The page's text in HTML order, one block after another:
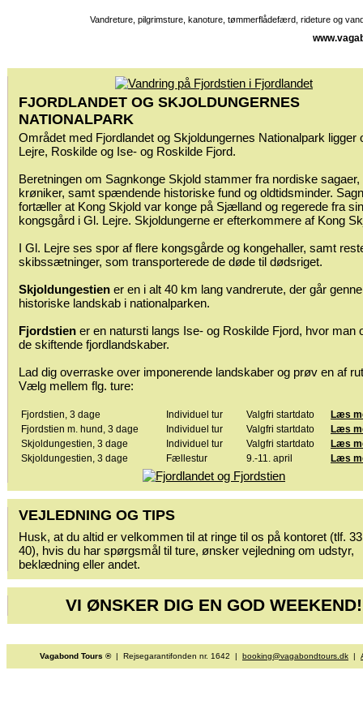
Vandreture, pilgrimsture, kanoture, tømmerflådefærd, rideture og
FJORDLANDET OG SKJOLDUNGERNES
NATIONALPARK
Området med Fjordlandet og Skjoldungernes Nationalpark ligger
Lejre, Roskilde og Ise- og Roskilde Fjord.
Beretningen om Sagnkonge Skjold stammer fra nordiske sagaer,
krøniker, samt spændende historiske fund og oldtidsminder.
fortæller at Kong Skjold var konge på Sjælland og regerede fra sin
kongsgård i Gl. Lejre. Skjoldungerne er efterkommere af Kong
I Gl. Lejre ses spor af flere kongsgårde og kongehaller, samt
skibssætninger, som transporterede de døde til dødsriget.
Skjoldungestien er en i alt 40 km lang vandrerute, der går
historiske landskab i nationalparken.
Fjordstien er en natursti langs Ise- og Roskilde Fjord, hvor man
de skiftende fjordlandskaber.
Lad dig overraske over imponerende landskaber og prøv en af
Vælg mellem flg. ture:
Fjordstien, 3 dage Individuel tur Valgfri startdato
Læs
Fjordstien m. hund, 3 dage
Individuel tur Valgfri startdato
Læs
Skjoldungestien, 3 dage
Individuel tur Valgfri startdato
Læs
Skjoldungestien, 3 dage
Fællestur 9.-11. april Læs
VEJLEDNING OG TIPS
Husk, at du altid er velkommen til at ringe til os på kontoret (tlf.
40), hvis du har spørgsmål til ture, ønsker vejledning om udstyr,
beklædning eller andet.
VI ØNSKER DIG EN GOD WEEKEND!
Vagabond Tours ®| Rejsegarantifonden nr. 1642 | booking@vagabondtours.dk |